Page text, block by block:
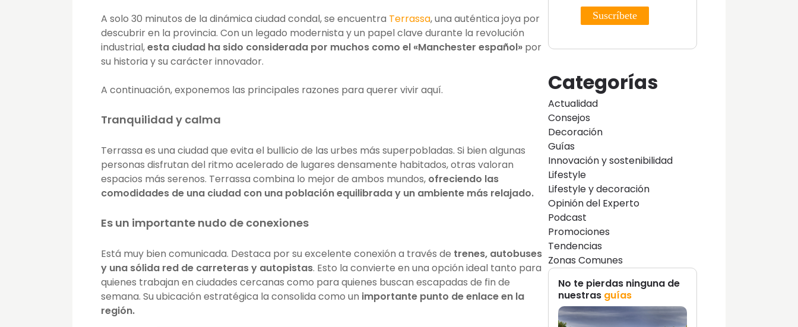
A solo 30 minutos de la dinámica ciudad condal, se encuentra Terrassa, una auténtica joya por
descubrir en la provincia. Con un legado modernista y un papel clave durante la revolución
industrial,esta ciudad ha sido considerada por muchos como el «Manchester español» por
su historia y su carácter innovador.
A continuación, exponemos las principales razones para querer vivir aquí.
Tranquilidad y calma
Terrassa es una ciudad que evita el bullicio de las urbes más superpobladas. Si bien algunas
personas disfrutan del ritmo acelerado de lugares densamente habitados, otras valoran
espacios más serenos. Terrassa combina lo mejor de ambos mundos, ofreciendo las
comodidades de una ciudad con una población equilibrada y un ambiente más relajado.
Es un importante nudo de conexiones
Está muy bien comunicada. Destaca por su excelente conexión a través de trenes, autobuses
y una sólida red de carreteras y autopistas. Esto la convierte en una opción ideal tanto para
quienes trabajan en ciudades cercanas como para quienes buscan escapadas de fin de
semana. Su ubicación estratégica la consolida como un importante punto de enlace en la
región.
Categorías
Actualidad
Consejos
Decoración
Guías
Innovación y sostenibilidad
Lifestyle
Lifestyle y decoración
Opinión del Experto
Podcast
Promociones
Tendencias
Zonas Comunes
No te pierdas ninguna de
nuestras guías